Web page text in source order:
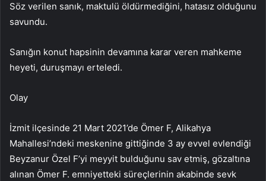
Söz verilen sanık, maktulü öldürmediğini, hatasız olduğunu
savundu.
Sanığın konut hapsinin devamına karar veren mahkeme
heyeti, duruşmayı erteledi.
Olay
İzmit ilçesinde 21 Mart 2021’de Ömer F, Alikahya
Mahallesi’ndeki meskenine gittiğinde 3 ay evvel evlendiği
Beyzanur Özel F’yi meyyit bulduğunu sav etmiş, gözaltına
alınan Ömer F. emniyetteki süreçlerinin akabinde sevk